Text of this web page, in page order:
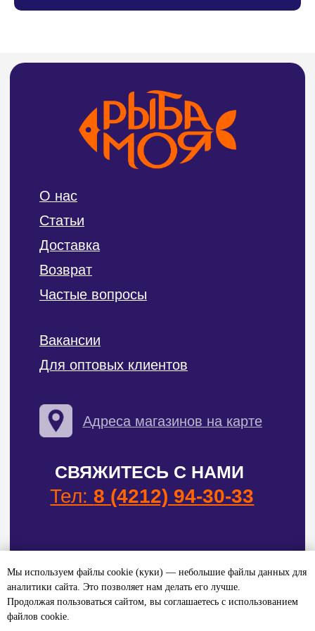
Политика конфиденциальности и обработки
персональных данных
ИП Билан Денис Олегович
Мы используем файлы cookie (куки) — небольшие файлы данных для
аналитики сайта. Это позволяет нам делать его лучше.
Продолжая пользоваться сайтом, вы соглашаетесь с использованием
файлов cookie.